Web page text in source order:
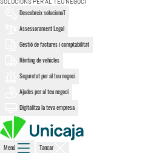
SOLUCIONS PER AL TEU NEGOCI
Descobreix solucionaT
Assessorament Legal
Gestió de factures i comptabilitat
Rènting de vehicles
Seguretat per al teu negoci
Ajudes per al teu negoci
Digitalitza la teva empresa
Menú Tancar